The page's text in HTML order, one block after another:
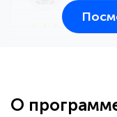
большое
О